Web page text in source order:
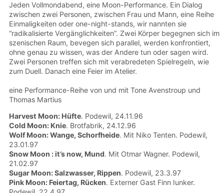
Jeden Vollmondabend, eine Moon-Performance. Ein Dialog
zwischen zwei Personen, zwischen Frau und Mann, eine Reihe
Einmaligkeiten oder one-night-stands, wir nannten sie
“radikalisierte Vergänglichkeiten”. Zwei Körper begegnen sich im
szenischen Raum, bevegen sich parallel, werden konfrontiert,
ohne genau zu wissen, was der Andere tun oder sagen wird.
Zwei Personen treffen sich mit verabredeten Spielregeln, wie
zum Duell. Danach eine Feier im Atelier.
eine Performance-Reihe von und mit Tone Avenstroup und
Thomas Martius
Harvest Moon: Hüfte. Podewil, 24.11.96
Cold Moon: Knie. Brotfabrik, 24.12.96
Wolf Moon: Wange, Schorfheide. Mit Niko Tenten. Podewil,
23.01.97
Snow Moon : it’s now, Mund. Mit Otmar Wagner. Podewil,
21.02.97
Sugar Moon: Salzwasser, Rippen. Podewil, 23.3.97
Pink Moon: Feiertag, Rücken. Externer Gast Finn Iunker.